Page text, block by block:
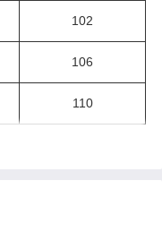
102
106
110